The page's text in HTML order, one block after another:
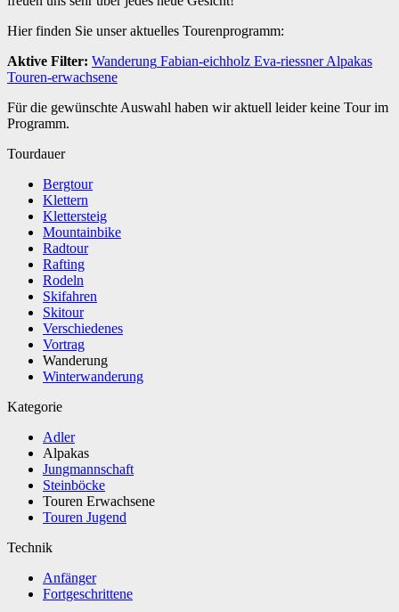
Hier finden Sie unser aktuelles Tourenprogramm:
Aktive Filter: Wanderung Fabian-eichholz Eva-riessnerAlpakas
Touren-erwachsene
Für die gewünschte Auswahl haben wir aktuell leider keine Tour im
Programm.
Tourdauer
Bergtour
Klettern
Klettersteig
Mountainbike
Radtour
Rafting
Rodeln
Skifahren
Skitour
Verschiedenes
Vortrag
Wanderung
Winterwanderung
Kategorie
Adler
Alpakas
Jungmannschaft
Steinböcke
Touren Erwachsene
Touren Jugend
Technik
Anfänger
Fortgeschrittene